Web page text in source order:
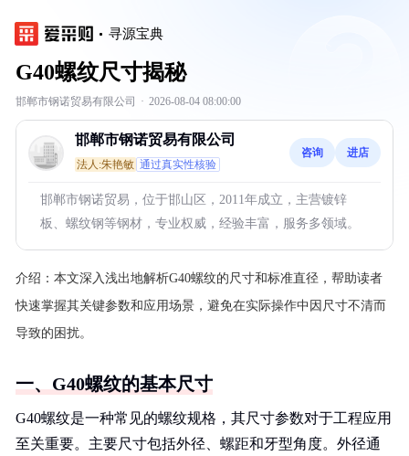
寻源宝典
G40螺纹尺寸揭秘
邯郸市钢诺贸易有限公司 · 2026-08-04 08:00:00
邯郸市钢诺贸易有限公司
法人:朱艳敏 通过真实性核验
咨询 进店
邯郸市钢诺贸易，位于邯山区，2011年成立，主营镀锌
板、螺纹钢等钢材，专业权威，经验丰富，服务多领域。
介绍： 本文深入浅出地解析G40螺纹的尺寸和标准直径，帮助读者
快速掌握其关键参数和应用场景，避免在实际操作中因尺寸不清而
导致的困扰。
一、G40螺纹的基本尺寸
G40螺纹是一种常见的螺纹规格，其尺寸参数对于工程应用
至关重要。主要尺寸包括外径、螺距和牙型角度。外径通